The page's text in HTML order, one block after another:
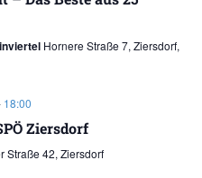
Hornere Straße 7, Ziersdorf,
18:00
Ziersdorf
Straße 42, Ziersdorf